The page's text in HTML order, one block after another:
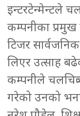
इन्टरटेन्मेन्टले
कम्पनीका प्रमुख
टिजर
लिएर उत्साह
कम्पनीले
गरेको उनको